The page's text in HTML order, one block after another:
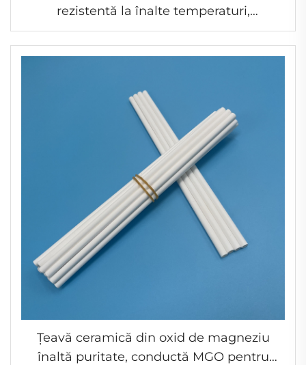
rezistentă la înalte temperaturi,
personalizabilă
Țeavă ceramică din oxid de magneziu
înaltă puritate, conductă MGO pentru